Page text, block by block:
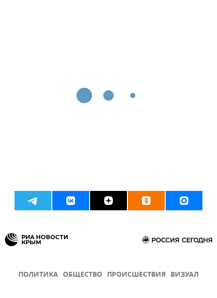
ПОЛИТИКА ОБЩЕСТВО ПРОИСШЕСТВИЯ ВИЗУАЛ